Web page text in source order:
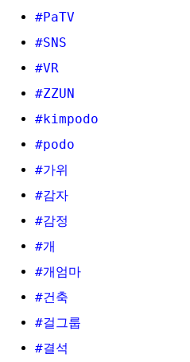
#PaTV
#SNS
#VR
#ZZUN
#kimpodo
#podo
#가위
#감자
#감정
#개
#개엄마
#건축
#걸그룹
#결석